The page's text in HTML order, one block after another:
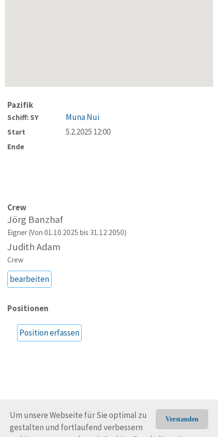
Verstanden
Um unsere Webseite für Sie optimal zu
gestalten und fortlaufend verbessern
Pazifik
Schiff: SY Muna Nui
Start 5.2.2025 12:00
Ende
Crew
Jörg Banzhaf
Eigner (Von 01.10.2025 bis 31.12.2050)
Judith Adam
Crew
bearbeiten
Positionen
Position erfassen
© Trans-Ocean e.V. 2010-2026 Impressum